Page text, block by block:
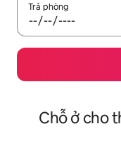
Trả phòng
Chỗ ở cho